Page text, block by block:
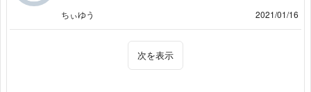
ちぃゆう
2021/01/16
次を表示